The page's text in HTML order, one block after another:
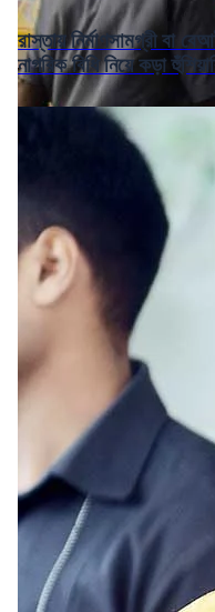
রাস্তায় নির্মাণসামগ্রী বা
নাগরিক বিধি নিয়ে কড়া